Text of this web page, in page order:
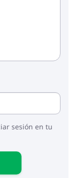
sesión en tu